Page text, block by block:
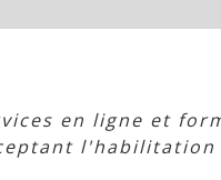
en ligne et